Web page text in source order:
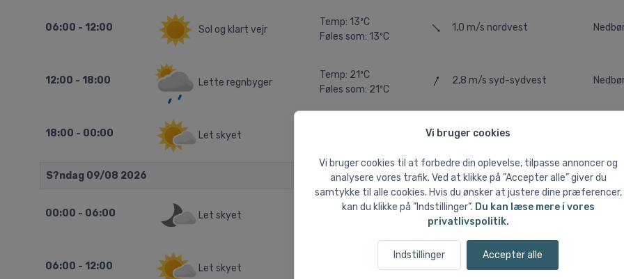
Vi bruger cookies
Vi bruger cookies til at forbedre din oplevelse, tilpasse annoncer og
analysere vores trafik. Ved at klikke på ”Accepter alle” giver du
samtykke til alle cookies. Hvis du ønsker at justere dine præferencer,
kan du klikke på ”Indstillinger”. Du kan læse mere i vores
privatlivspolitik.
Indstillinger Accepter alle
06:00 - 12:00 Sol og klart vejr
Temp: 13ºC
Føles som: 13ºC
1,0 m/s nordvest
12:00 - 18:00 Lette regnbyger
Temp: 21ºC
Føles som: 21ºC
2,8 m/ssyd-sydvest
18:00 - 00:00 Let skyet 1,7 m/ssyd-sydvest
S?ndag 09/08 2026
00:00 - 06:00 Let skyet
Temp: 13ºC
0,7 m/s vest-nordvest
06:00 - 12:00 Let skyet 0,8 m/s